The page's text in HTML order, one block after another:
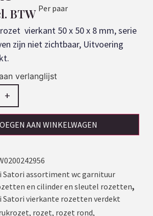
BTW Per paar
vierkant 50 x 50 x 8 mm, serie
zijn niet zichtbaar, Uitvoering
verlanglijst
+
AAN WINKELWAGEN
Satori assortiment wc garnituur
en cilinder en sleutel rozetten,
Satori vierkante rozetten verdekt
, rozet, rozet rond,